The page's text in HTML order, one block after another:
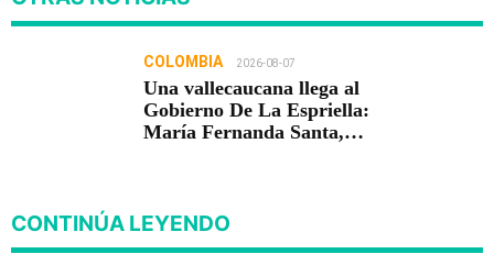
COLOMBIA 2026-08-07
Una vallecaucana llega al
Gobierno De La Espriella:
María Fernanda Santa,
CONTINÚA LEYENDO